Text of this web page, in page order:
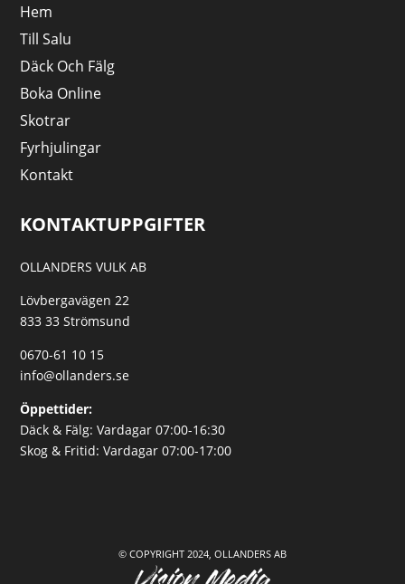
Hem
Till Salu
Däck Och Fälg
Boka Online
Skotrar
Fyrhjulingar
Kontakt
KONTAKTUPPGIFTER
OLLANDERS VULK AB
Lövbergavägen 22
833 33 Strömsund
0670-61 10 15
info@ollanders.se
Öppettider:
Däck & Fälg: Vardagar 07:00-16:30
Skog & Fritid: Vardagar 07:00-17:00
© COPYRIGHT 2024, OLLANDERS AB